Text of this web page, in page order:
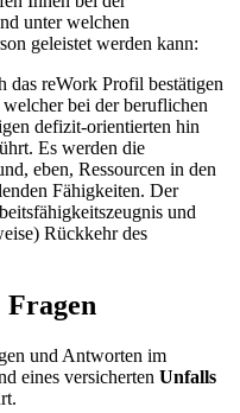
unter welchen
geleistet werden kann:
das reWork Profil bestätigen
bei der beruflichen
defizit-orientierten hin
Es werden die
eben, Ressourcen in den
Fähigkeiten. Der
und
Rückkehr des
und Antworten im
eines versicherten Unfalls